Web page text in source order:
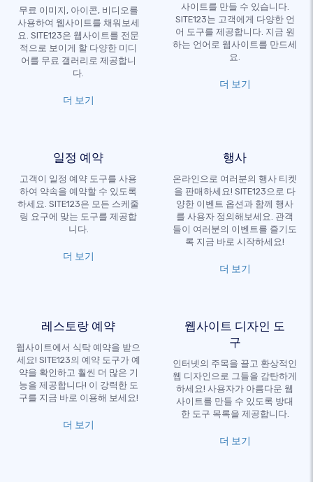
무료 이미지, 아이콘, 비디오를
사용하여 웹사이트를 채워보세
요. SITE123은 웹사이트를 전문
적으로 보이게 할 다양한 미디
어를 무료 갤러리로 제공합니
다.
더 보기
사이트를 만들 수 있습니다.
SITE123는 고객에게 다양한 언
어 도구를 제공합니다. 지금 원
하는 언어로 웹사이트를 만드세
요.
더 보기
일정 예약
고객이 일정 예약 도구를 사용
하여 약속을 예약할 수 있도록
하세요. SITE123은 모든 스케줄
링 요구에 맞는 도구를 제공합
니다.
더 보기
행사
온라인으로 여러분의 행사 티켓
을 판매하세요! SITE123으로 다
양한 이벤트 옵션과 함께 행사
를 사용자 정의해보세요. 관객
들이 여러분의 이벤트를 즐기도
록 지금 바로 시작하세요!
더 보기
레스토랑 예약
웹사이트에서 식탁 예약을 받으
세요! SITE123의 예약 도구가 예
약을 확인하고 훨씬 더 많은 기
능을 제공합니다! 이 강력한 도
구를 지금 바로 이용해 보세요!
더 보기
웹사이트 디자인 도
구
인터넷의 주목을 끌고 환상적인
웹 디자인으로 그들을 감탄하게
하세요! 사용자가 아름다운 웹
사이트를 만들 수 있도록 방대
한 도구 목록을 제공합니다.
더 보기